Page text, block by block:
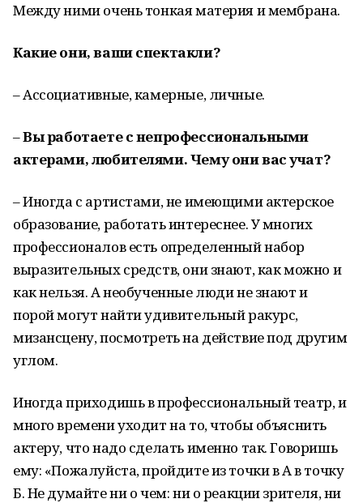
Между ними очень тонкая материя и мембрана.
Какие они, ваши спектакли?
– Ассоциативные, камерные, личные.
–Вы работаете с непрофессиональными
актерами, любителями. Чему они вас учат?
– Иногда с артистами, не имеющими актерское
образование, работать интереснее. У многих
профессионалов есть определенный набор
выразительных средств, они знают, как можно и
как нельзя. А необученные люди не знают и
порой могут найти удивительный ракурс,
мизансцену, посмотреть на действие под другим
углом.
Иногда приходишь в профессиональный театр, и
много времени уходит на то, чтобы объяснить
актеру, что надо сделать именно так. Говоришь
ему: «Пожалуйста, пройдите из точки в А в точку
Б. Не думайте ни о чем: ни о реакции зрителя, ни